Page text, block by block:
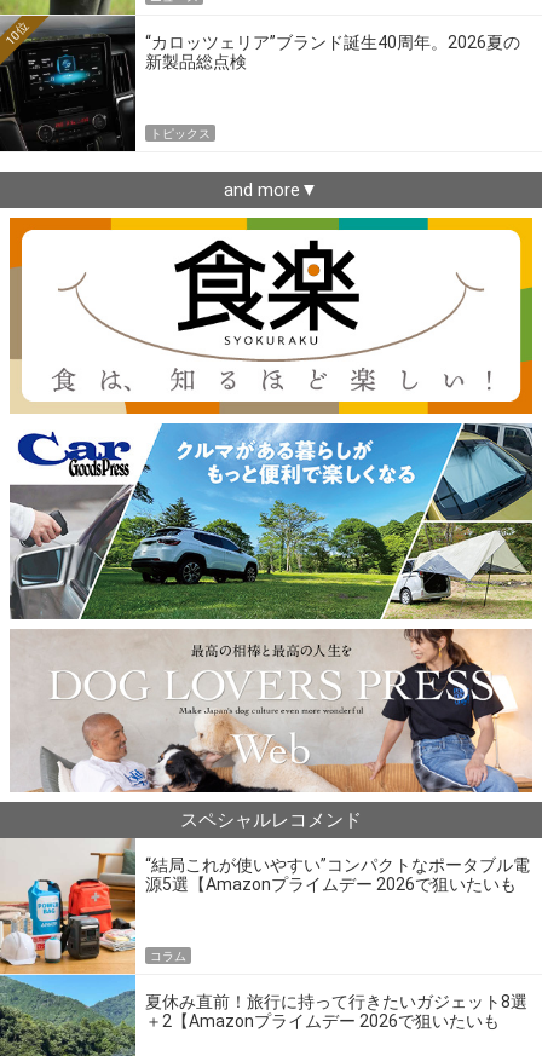
“カロッツェリア”ブランド誕生40周年。2026夏の
新製品総点検
10位
トピックス
and more▼
スペシャルレコメンド
“結局これが使いやすい”コンパクトなポータブル電
源5選【Amazonプライムデー 2026で狙いたいも
コラム
夏休み直前！旅行に持って行きたいガジェット8選
＋2【Amazonプライムデー 2026で狙いたいも